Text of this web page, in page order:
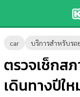
car บริการสำหรับรถ
ตรวจเช็กส
เดินทางปีใ
ข่าว-
ความ
รู้